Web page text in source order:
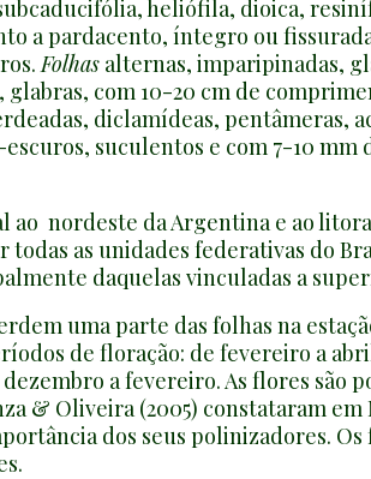
heliófila, dioica,
a pardacento, íntegro ou
Folhas alternas, imparipinadas,
com 10-20 cm de
diclamídeas, pentâmeras,
suculentos e com 7-10
nordeste da Argentina e ao
as unidades federativas do
daquelas vinculadas a
uma parte das folhas na
de floração: de fevereiro a
a fevereiro. As flores são
& Oliveira (2005) constataram
dos seus polinizadores.